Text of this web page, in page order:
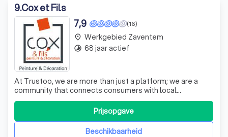
9.Cox et Fils
(16)
7,9
At Trustoo, we are more than just a platform; we are a
community that connects consumers with local
businesses. We understand the importance of finding the
right service provider for your needs, and we are
committed to making that process as easy and efficient
as possible. Our team of experts meticu
Beschikbaarheid
Prijsopgave
place Werkgebied Zaventem
timelapse 68 jaar actief